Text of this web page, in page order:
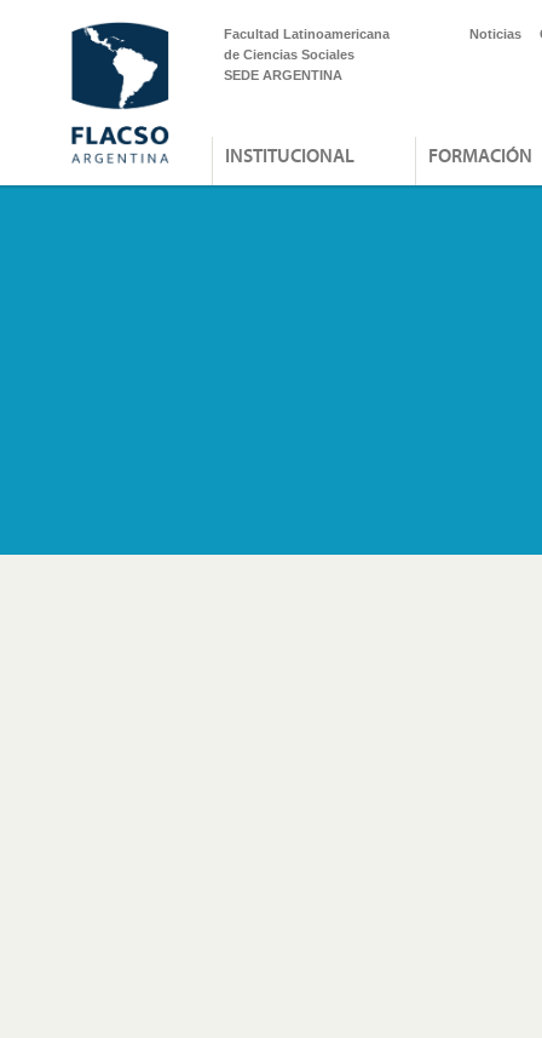
Facultad Latinoamericana
de Ciencias Sociales
SEDE ARGENTINA
Noticias
INSTITUCIONAL FORMACIÓN